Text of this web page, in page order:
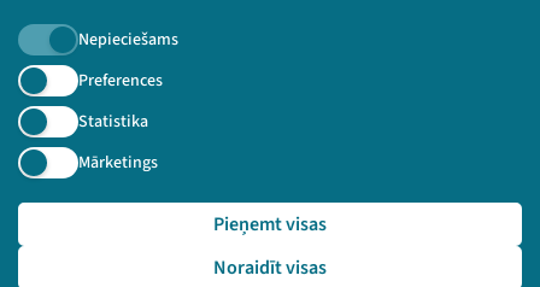
Nepieciešams
Preferences
Statistika
Mārketings
Noraidīt visas
Pieņemt visas
FacebookYoutube
X Instagram
Piesakies jaunumiem!
Nepalaid garām aktuālāko informāciju!
Pieteikties